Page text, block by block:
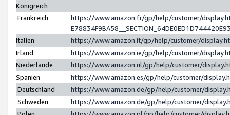
Königreich
Frankreich
https://www.amazon.fr/gp/help/customer/
Italien
https://www.amazon.it/gp/help/customer/
Irland
https://www.amazon.ie/gp/help/customer/
Niederlande
https://www.amazon.nl/gp/help/customer/
Spanien
https://www.amazon.es/gp/help/customer/
Deutschland
https://www.amazon.de/gp/help/customer/
Schweden
https://www.amazon.de/gp/help/customer/